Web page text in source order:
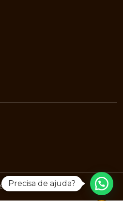
RESERVADOS
Precisa de ajuda?